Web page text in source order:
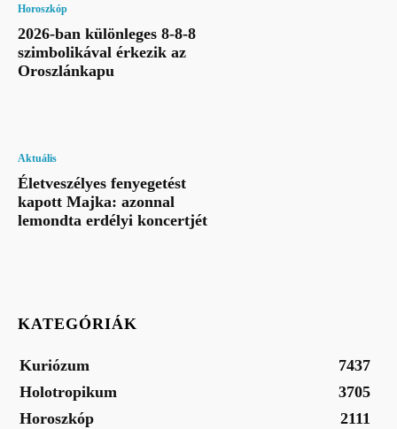
Horoszkóp
2026-ban különleges 8-8-8
szimbolikával érkezik az
Oroszlánkapu
Aktuális
Életveszélyes fenyegetést
kapott Majka: azonnal
lemondta erdélyi koncertjét
KATEGÓRIÁK
Kuriózum
7437
Holotropikum
3705
Horoszkóp
2111